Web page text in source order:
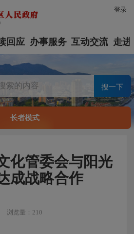
登录
回应 办事服务 互动交流 走进
搜一下
长者模式
化管委会与阳光
成战略合作
浏览量：210